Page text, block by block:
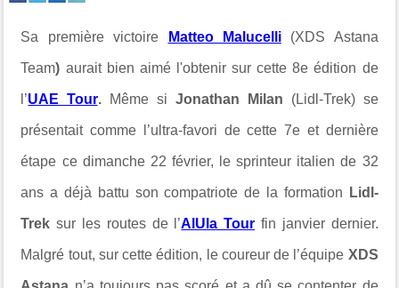
Sa première victoire Matteo Malucelli(XDS Astana
Team) aurait bien aimé l'obtenir sur cette 8e édition de
l’UAE Tour.Même si Jonathan Milan (Lidl-Trek) se
présentait comme l’ultra-favori de cette 7e et dernière
étape ce dimanche 22 février, le sprinteur italien de 32
ans a déjà battu son compatriote de la formation Lidl-
Trek sur les routes de l’AlUla Tour fin janvier dernier.
Malgré tout, sur cette édition, le coureur de l’équipe XDS